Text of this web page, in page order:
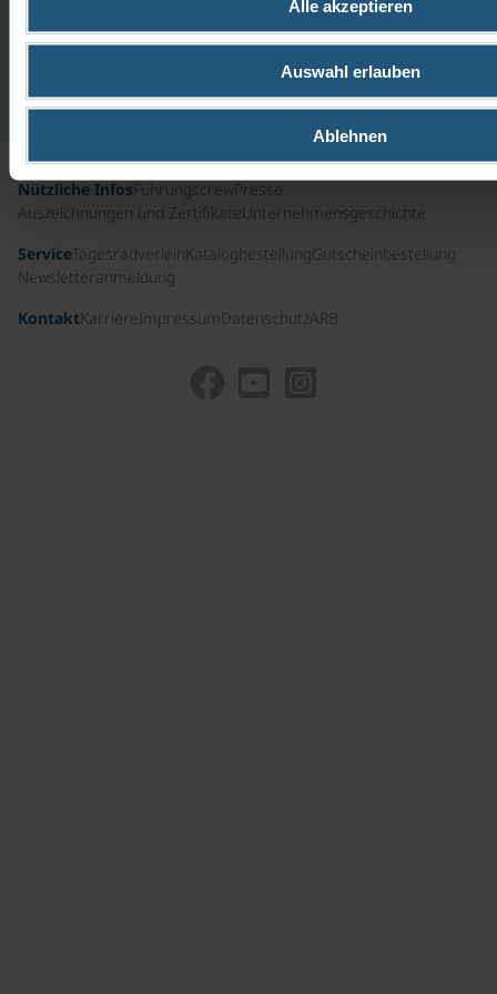
Alle akzeptieren
Auswahl erlauben
Ablehnen
Kostenfreie
Hotline
aus
Deutschland
Nützliche Infos Führungscrew Presse
Auszeichnungen und Zertifikate Unternehmensgeschichte
ServiceTagesradverleihKatalogbestellungGutscheinbestellung
Newsletteranmeldung
KontaktKarriereImpressum DatenschutzARB